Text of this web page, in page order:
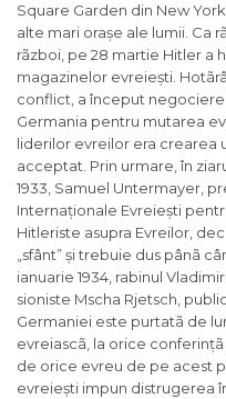
Square Garden din New
alte mari orașe ale lumii. Ca
rãzboi, pe 28 martie Hitler a
magazinelor evreiești.
conflict, a început
Germania pentru mutarea
liderilor evreilor era crearea
acceptat. Prin urmare, în
1933, Samuel Untermayer,
Internaționale Evreiești
Hitleriste asupra Evreilor ,
sfânt” și trebuie dus pânã
ianuarie 1934, rabinul
sioniste Mscha Rjetsch ,
Germaniei este purtatã de
evreiascã, la orice
de orice evreu de pe acest
evreiești impun distrugerea